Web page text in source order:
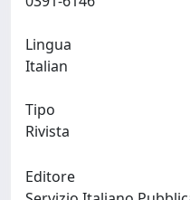
Lingua
Tipo
Rivista
Editore